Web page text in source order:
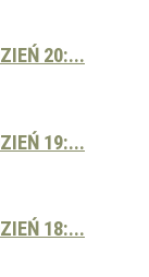
20:...
19:...
18:...